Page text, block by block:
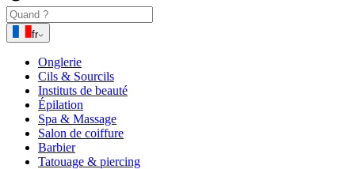
fr
Onglerie
Cils & Sourcils
Instituts de beauté
Épilation
Spa & Massage
Salon de coiffure
Barbier
Tatouage & piercing